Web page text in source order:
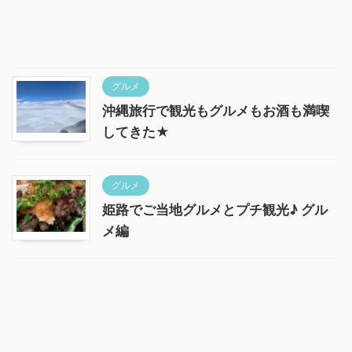
グルメ
沖縄旅行で観光もグルメもお酒も満喫
してきた★
グルメ
姫路でご当地グルメとプチ観光♪ グル
メ編